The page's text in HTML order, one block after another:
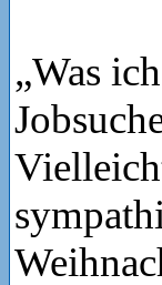
„Was